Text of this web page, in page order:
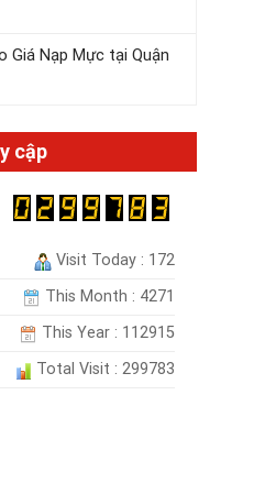
Giá Nạp Mực tại Quận
cập
Visit Today : 172
This Month : 4271
This Year : 112915
Total Visit : 299783